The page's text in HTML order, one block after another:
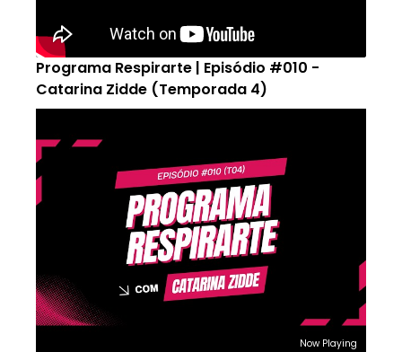
Programa Respirarte | Episódio #010 -
Catarina Zidde (Temporada 4)
Now Playing